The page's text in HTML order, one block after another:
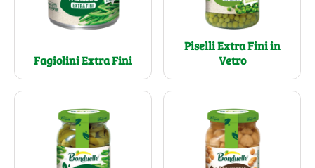
Fagiolini Extra Fini
Piselli Extra Fini in
Vetro